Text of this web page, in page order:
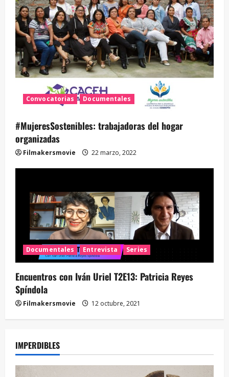
Convocatorias Documentales
#MujeresSostenibles: trabajadoras del hogar
organizadas
Filmakersmovie 22 marzo, 2022
Documentales Entrevista Series
Encuentros con Iván Uriel T2E13: Patricia Reyes
Spíndola
Filmakersmovie 12 octubre, 2021
IMPERDIBLES